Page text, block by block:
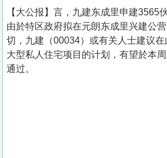
【大公报】言，九建东成里申建3565
由於特区政府拟在元朗东成里兴建公
切，九建（00034）或有关人士建议
大型私人住宅项目的计划，有望於本
通过。